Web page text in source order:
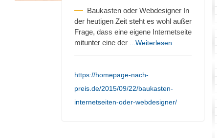
Baukasten oder Webdesigner In
der heutigen Zeit steht es wohl außer
Frage, dass eine eigene Internetseite
mitunter eine der
...Weiterlesen
https://homepage-nach-
preis.de/2015/09/22/baukasten-
internetseiten-oder-webdesigner/